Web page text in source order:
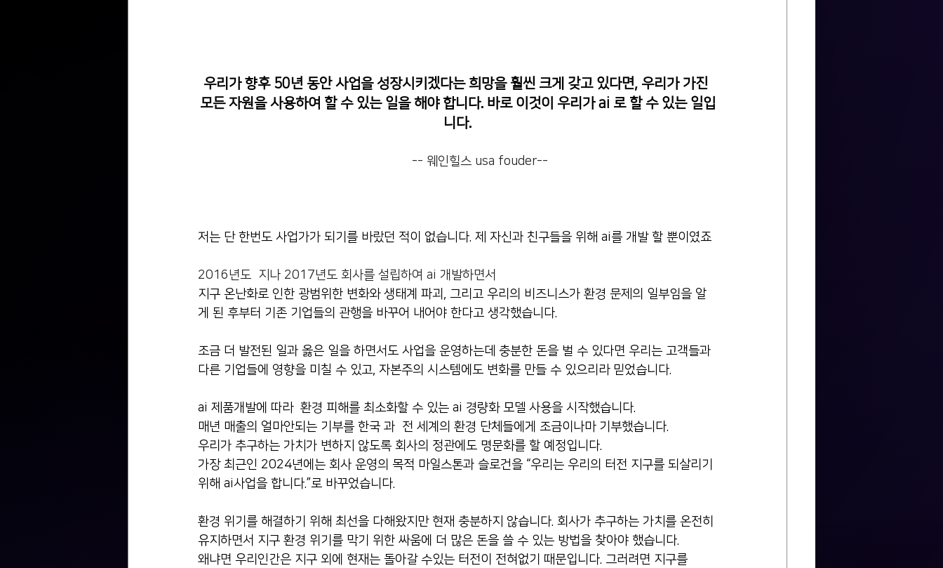
우리가 향후 50년 동안 사업을 성장시키겠다는 희망을 훨씬 크게 갖고 있다면, 우리가 가진
모든 자원을 사용하여 할 수 있는 일을 해야 합니다. 바로 이것이 우리가 ai 로 할 수 있는 일입
니다.
                                                             -- 웨인힐스 usa fouder--
저는 단 한번도 사업가가 되기를 바랐던 적이 없습니다. 제 자신과 친구들을 위해 ai를 개발 할 뿐이였죠
2016년도  지나 2017년도 회사를 설립하여 ai 개발하면서
지구 온난화로 인한 광범위한 변화와 생태계 파괴, 그리고 우리의 비즈니스가 환경 문제의 일부임을 알
게 된 후부터 기존 기업들의 관행을 바꾸어 내어야 한다고 생각했습니다.
조금 더 발전된 일과 옳은 일을 하면서도 사업을 운영하는데 충분한 돈을 벌 수 있다면 우리는 고객들과
다른 기업들에 영향을 미칠 수 있고, 자본주의 시스템에도 변화를 만들 수 있으리라 믿었습니다.
ai 제품개발에 따라  환경 피해를 최소화할 수 있는 ai 경량화 모델 사용을 시작했습니다.
매년 매출의 얼마안되는 기부를 한국 과  전 세계의 환경 단체들에게 조금이나마 기부했습니다.
우리가 추구하는 가치가 변하지 않도록 회사의 정관에도 명문화를 할 예정입니다.
가장 최근인 2024년에는 회사 운영의 목적 마일스톤과 슬로건을 “우리는 우리의 터전 지구를 되살리기
위해 ai사업을 합니다.”로 바꾸었습니다.
환경 위기를 해결하기 위해 최선을 다해왔지만 현재 충분하지 않습니다. 회사가 추구하는 가치를 온전히
유지하면서 지구 환경 위기를 막기 위한 싸움에 더 많은 돈을 쓸 수 있는 방법을 찾아야 했습니다.
왜냐면 우리인간은 지구 외에 현재는 돌아갈 수있는 터전이 전혀없기 때문입니다. 그러려면 지구를